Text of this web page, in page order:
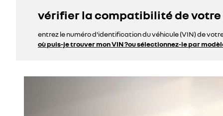
vérifier la compatibilité de
entrez le numéro d'identification du véhicule (VIN) de
où puis-je trouver mon VIN ?ou sélectionnez-le par